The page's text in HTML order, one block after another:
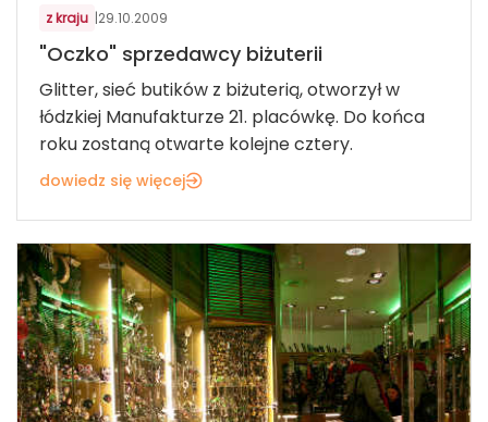
z kraju |29.10.2009
"Oczko" sprzedawcy biżuterii
Glitter, sieć butików z biżuterią, otworzył w
łódzkiej Manufakturze 21. placówkę. Do końca
roku zostaną otwarte kolejne cztery.
dowiedz się więcej